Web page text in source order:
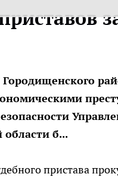
области б...
пристава